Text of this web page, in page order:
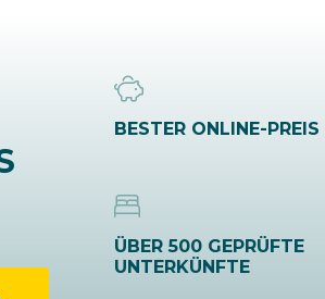
BESTER ONLINE-PREIS
ÜBER 500 GEPRÜFTE
UNTERKÜNFTE